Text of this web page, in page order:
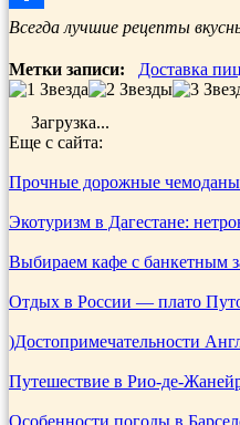
Отправить
Всегда лучшие рецепты
Метки записи:
Доставка
Загрузка...
Еще с сайта:
Прочные дорожные чемоданы
Экотуризм в Дагестане:
Выбираем кафе с банкетным
Отдых в России — плато
)Достопримечательности
Путешествие в Рио-де-
Особенности погоды в